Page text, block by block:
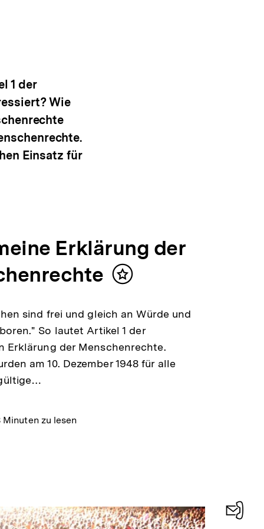
1 der
Wie
Einsatz für
Erklärung der
Inhalt
sind frei und gleich an Würde und
So lautet Artikel 1 der
Erklärung der Menschenrechte.
am 10. Dezember 1948 für alle
Minuten zu lesen